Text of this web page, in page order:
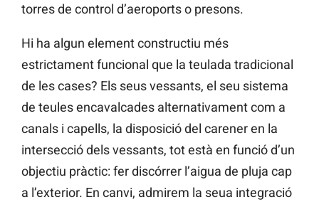
torres de control d’aeroports o presons.
Hi ha algun element constructiu més
estrictament funcional que la teulada tradicional
de les cases? Els seus vessants, el seu sistema
de teules encavalcades alternativament com a
canals i capells, la disposició del carener en la
intersecció dels vessants, tot està en funció d’un
objectiu pràctic: fer discórrer l’aigua de pluja cap
a l’exterior. En canvi, admirem la seua integració